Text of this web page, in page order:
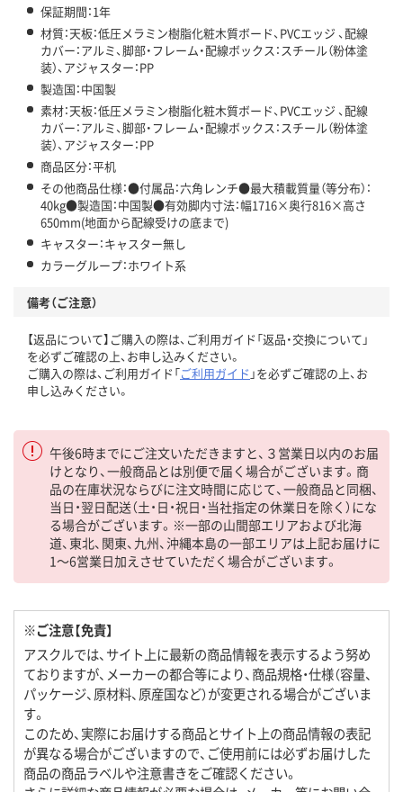
保証期間：1年
材質：天板：低圧メラミン樹脂化粧木質ボード、PVCエッジ 、配線
カバー：アルミ、脚部・フレーム・配線ボックス：スチール（粉体塗
装）、アジャスター：PP
製造国：中国製
素材：天板：低圧メラミン樹脂化粧木質ボード、PVCエッジ 、配線
カバー：アルミ、脚部・フレーム・配線ボックス：スチール（粉体塗
装）、アジャスター：PP
商品区分：平机
その他商品仕様：●付属品：六角レンチ●最大積載質量（等分布）：
40kg●製造国：中国製●有効脚内寸法：幅1716×奥行816×高さ
650mm(地面から配線受けの底まで)
キャスター：キャスター無し
カラーグループ：ホワイト系
備考（ご注意）
【返品について】ご購入の際は、ご利用ガイド「返品・交換について」
を必ずご確認の上、お申し込みください。
ご購入の際は、ご利用ガイド「ご利用ガイド 」を必ずご確認の上、お
申し込みください。
午後6時までにご注文いただきますと、３営業日以内のお届
けとなり、一般商品とは別便で届く場合がございます。商
品の在庫状況ならびに注文時間に応じて、一般商品と同梱、
当日・翌日配送（土・日・祝日・当社指定の休業日を除く）にな
る場合がございます。※一部の山間部エリアおよび北海
道、東北、関東、九州、沖縄本島の一部エリアは上記お届けに
1～6営業日加えさせていただく場合がございます。
※ご注意【免責】
アスクルでは、サイト上に最新の商品情報を表示するよう努め
ておりますが、メーカーの都合等により、商品規格・仕様（容量、
パッケージ、原材料、原産国など）が変更される場合がございま
す。
このため、実際にお届けする商品とサイト上の商品情報の表記
が異なる場合がございますので、ご使用前には必ずお届けした
商品の商品ラベルや注意書きをご確認ください。